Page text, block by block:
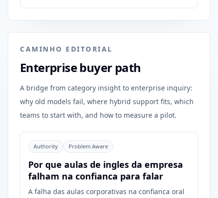
CAMINHO EDITORIAL
Enterprise buyer path
A bridge from category insight to enterprise inquiry:
why old models fail, where hybrid support fits, which
teams to start with, and how to measure a pilot.
Authority Problem Aware
Por que aulas de ingles da empresa
falham na confianca para falar
A falha das aulas corporativas na confianca oral